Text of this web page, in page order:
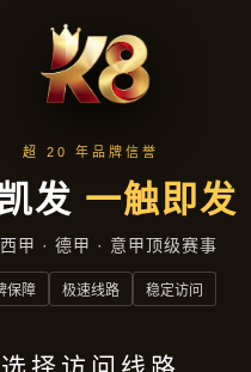
公司动态
首页 公司动态